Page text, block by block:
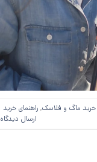
خرید ماگ و فلاسک, راهنمای خرید
ارسال دیدگاه